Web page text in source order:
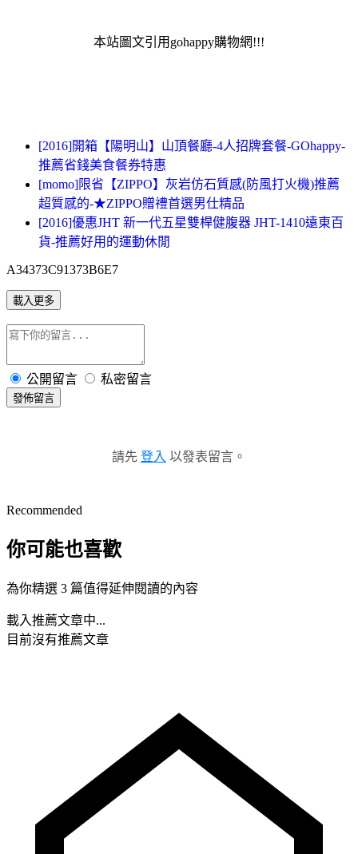
本站圖文引用gohappy購物網!!!
[2016]開箱【陽明山】山頂餐廳-4人招牌套餐-GOhappy-
推薦省錢美食餐券特惠
[momo]限省【ZIPPO】灰岩仿石質感(防風打火機)推薦
超質感的-★ZIPPO贈禮首選男仕精品
[2016]優惠JHT 新一代五星雙桿健腹器 JHT-1410遠東百
貨-推薦好用的運動休閒
A34373C91373B6E7
載入更多
公開留言 私密留言
發佈留言
請先 登入 以發表留言。
Recommended
你可能也喜歡
為你精選 3 篇值得延伸閱讀的內容
載入推薦文章中...
目前沒有推薦文章